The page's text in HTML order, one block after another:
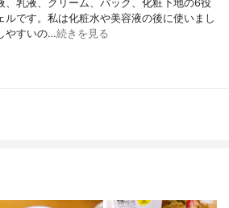
、乳液、クリーム、パック、化粧下地の6役
ルです。私は化粧水や美容液の後に使いまし
やすいの…続きを見る